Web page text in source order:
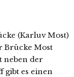
(Karluv Most)
Brücke Most
neben der
gibt es einen